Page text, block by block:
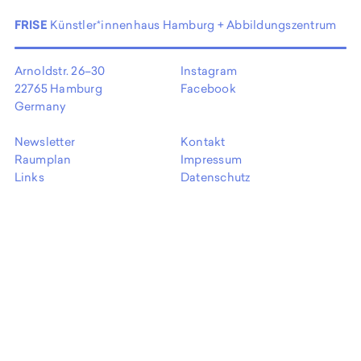
FRISE Künstler*innenhaus Hamburg + Abbildungszentrum
Arnoldstr. 26–30
22765 Hamburg
Germany
Instagram
Facebook
Newsletter
Raumplan
Links
Kontakt
Impressum
Datenschutz